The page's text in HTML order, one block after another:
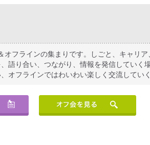
フラインの集まりです。しごと、キャリ
語り合い、つながり、情報を発信していく
オフラインではわいわい楽しく交流してい